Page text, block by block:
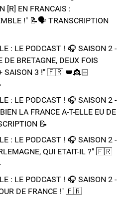
[R] EN FRANCAIS :
!" 📝​🗣️​​​​ TRANSCRIPTION
: LE PODCAST ! 🎧 SAISON 2 -
DE BRETAGNE, DEUX FOIS
+ SAISON 3 !"​ 🇫🇷 👑​👸🏻​​
: LE PODCAST ! 🎧 SAISON 2 -
LA FRANCE A-T-ELLE EU DE
📝​
: LE PODCAST ! 🎧 SAISON 2 -
QUI ETAIT-IL ?"​ 🇫🇷​
: LE PODCAST ! 🎧 SAISON 2 -
DE FRANCE !"​ 🇫🇷​